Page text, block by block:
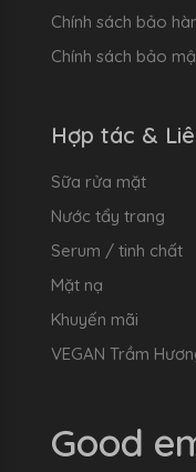
Chính sách bảo
Chính sách bảo
Hợp tác &
Sữa rửa mặt
Nước tẩy trang
Serum / tinh chất
Mặt nạ
Khuyến mãi
VEGAN Trầm
Good